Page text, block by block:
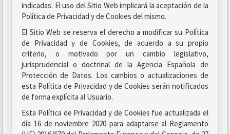
indicadas. El uso del Sitio Web implicará la aceptación de la
Política de Privacidad y de Cookies del mismo.
El Sitio Web se reserva el derecho a modificar su Política
de Privacidad y de Cookies, de acuerdo a su propio
criterio, o motivado por un cambio legislativo,
jurisprudencial o doctrinal de la Agencia Española de
Protección de Datos. Los cambios o actualizaciones de
esta Política de Privacidad y de Cookies serán notificados
de forma explícita al Usuario.
Esta Política de Privacidad y de Cookies fue actualizada el
día 16 de noviembre 2020 para adaptarse al Reglamento